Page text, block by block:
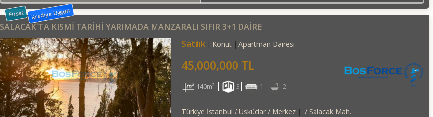
Fırsat Krediye Uygun
SALACAK`TA KISMİ TARİHİ YARIMADA MANZARALI SIFIR 3+1 DAİRE
Satılık Konut Apartman Dairesi
45,000,000 TL
140m² 3 1 2
Türkiye İstanbul / Üsküdar/ Merkez / Salacak Mah.